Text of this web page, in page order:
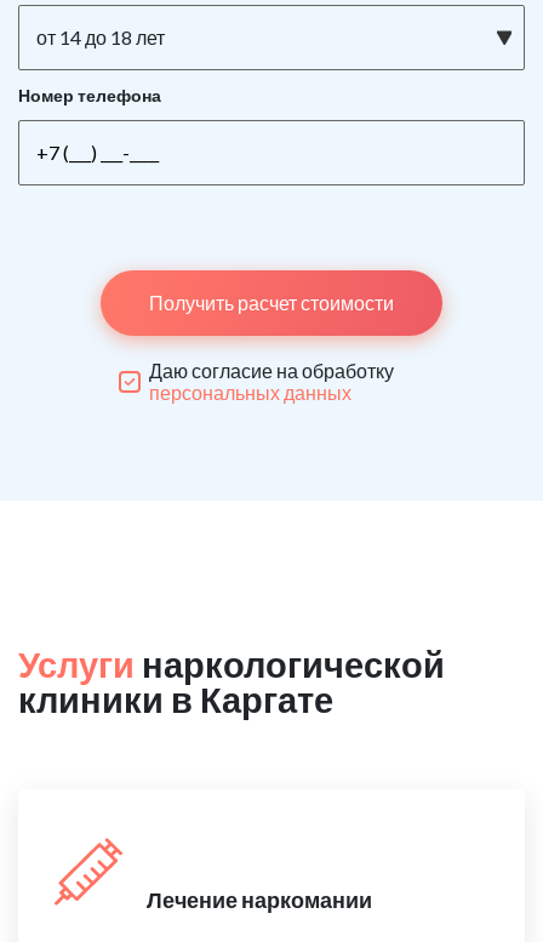
от 14 до 18 лет
Номер телефона
Получить расчет стоимости
Даю согласие на обработку
персональных данных
Услуги наркологической
клиники в Каргате
Лечение наркомании